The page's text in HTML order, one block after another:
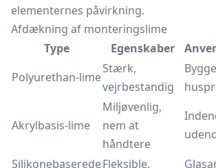
elementernes påvirkning.
Afdækning af monteringslime
Type
Egenskaber
Polyurethan-lime
Stærk,
vejrbestandig
Akrylbasis-lime
Miljøvenlig,
nem at
håndtere
SilikonebaseredeFleksible,